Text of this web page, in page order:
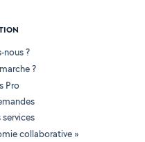
nous ?
?
Pro
collaborative »